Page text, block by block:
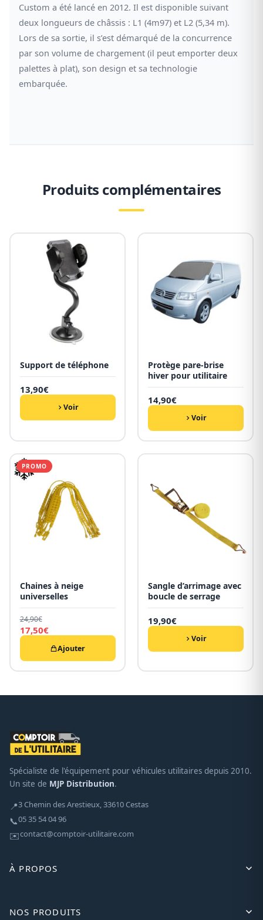
Custom a été lancé en 2012. Il est disponible suivant
deux longueurs de châssis : L1 (4m97) et L2 (5,34 m).
Lors de sa sortie, il s’est démarqué de la concurrence
par son volume de chargement (il peut emporter deux
palettes à plat), son design et sa technologie
embarquée.
Produits complémentaires
Support de téléphone
13,90€
Voir
Protège pare-brise
hiver pour utilitaire
14,90€
Voir
PROMO
Chaines à neige
universelles
24,90€
Le
prix
24,90€.
17,50€
Le
est :
17,50€.
Ajouter
Sangle d’arrimage avec
boucle de serrage
19,90€
Voir
Spécialiste de l'équipement pour véhicules utilitaires depuis 2010.
Un site de MJP Distribution.
📍3 Chemin des Arestieux, 33610 Cestas
📞05 35 54 04 96
✉️contact@comptoir-utilitaire.com
À PROPOS
NOS PRODUITS